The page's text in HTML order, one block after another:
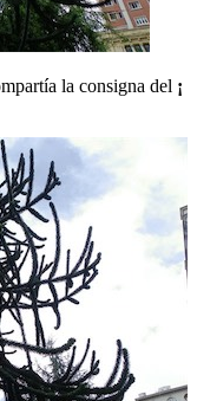
la consigna del ¡